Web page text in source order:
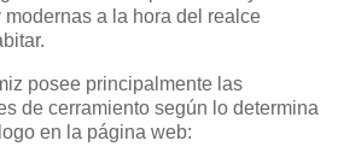
a la hora del realce
posee principalmente las
de cerramiento según lo determina
en la página web: